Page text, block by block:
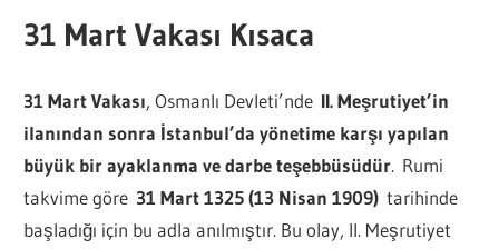
31 Mart Vakası Kısaca
31 Mart Vakası, Osmanlı Devleti’nde II. Meşrutiyet’in
ilanından sonra İstanbul’da yönetime karşı yapılan
büyük bir ayaklanma ve darbe teşebbüsüdür. Rumi
takvime göre31 Mart 1325 (13 Nisan 1909) tarihinde
başladığı için bu adla anılmıştır. Bu olay, II. Meşrutiyet